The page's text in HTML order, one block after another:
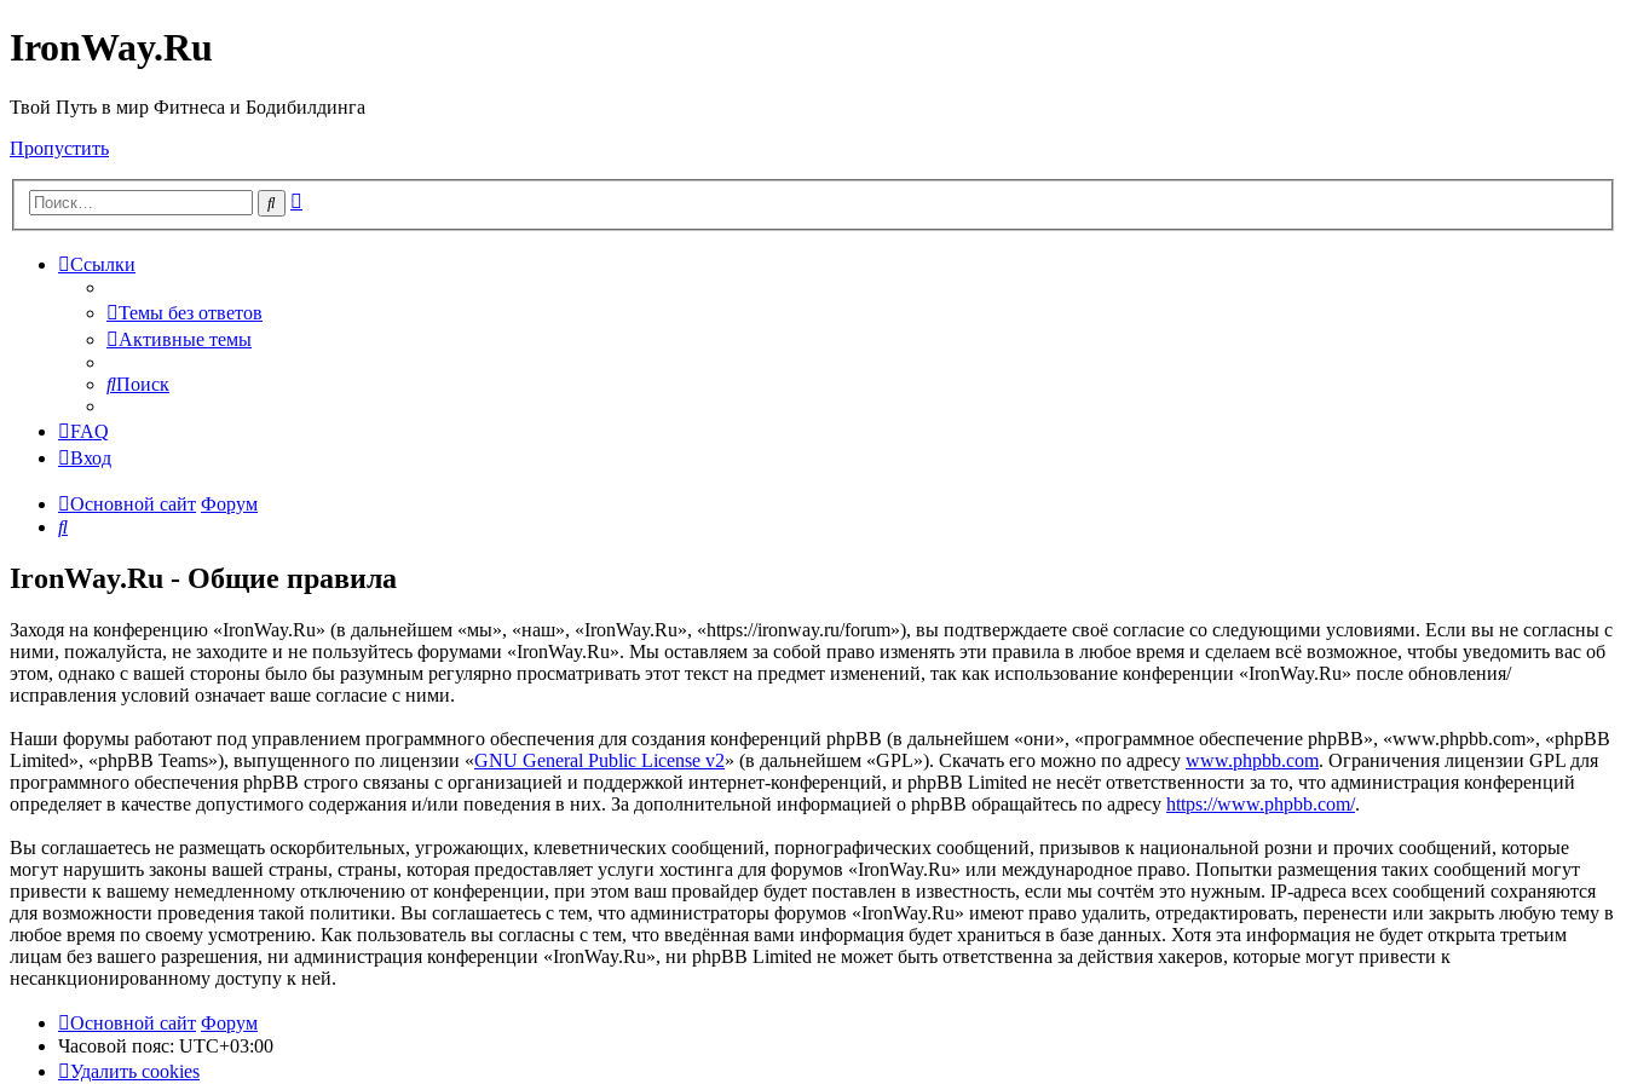
IronWay.Ru
Твой Путь в мир Фитнеса и Бодибилдинга
Пропустить
Поиск
Ссылки
Темы без ответов
Активные темы
Поиск
FAQ
Вход
Основной сайт Форум
Поиск
IronWay.Ru - Общие правила
Заходя на конференцию «IronWay.Ru» (в дальнейшем «мы», «наш», «IronWay.Ru», «https://ironway.ru/forum»), вы подтверждаете своё согласие со следующими условиями. Если вы не согласны с
ними, пожалуйста, не заходите и не пользуйтесь форумами «IronWay.Ru». Мы оставляем за собой право изменять эти правила в любое время и сделаем всё возможное, чтобы уведомить вас об
этом, однако с вашей стороны было бы разумным регулярно просматривать этот текст на предмет изменений, так как использование конференции «IronWay.Ru» после обновления/
исправления условий означает ваше согласие с ними.
Наши форумы работают под управлением программного обеспечения для создания конференций phpBB (в дальнейшем «они», «программное обеспечение phpBB», «www.phpbb.com», «phpBB
Limited», «phpBB Teams»), выпущенного по лицензии «GNU General Public License v2» (в дальнейшем «GPL»). Скачать его можно по адресу www.phpbb.com. Ограничения лицензии GPL для
программного обеспечения phpBB строго связаны с организацией и поддержкой интернет-конференций, и phpBB Limited не несёт ответственности за то, что администрация конференций
определяет в качестве допустимого содержания и/или поведения в них. За дополнительной информацией о phpBB обращайтесь по адресу https://www.phpbb.com/.
Вы соглашаетесь не размещать оскорбительных, угрожающих, клеветнических сообщений, порнографических сообщений, призывов к национальной розни и прочих сообщений, которые
могут нарушить законы вашей страны, страны, которая предоставляет услуги хостинга для форумов «IronWay.Ru» или международное право. Попытки размещения таких сообщений могут
привести к вашему немедленному отключению от конференции, при этом ваш провайдер будет поставлен в известность, если мы сочтём это нужным. IP-адреса всех сообщений сохраняются
для возможности проведения такой политики. Вы соглашаетесь с тем, что администраторы форумов «IronWay.Ru» имеют право удалить, отредактировать, перенести или закрыть любую тему в
любое время по своему усмотрению. Как пользователь вы согласны с тем, что введённая вами информация будет храниться в базе данных. Хотя эта информация не будет открыта третьим
лицам без вашего разрешения, ни администрация конференции «IronWay.Ru», ни phpBB Limited не может быть ответственна за действия хакеров, которые могут привести к
несанкционированному доступу к ней.
Основной сайт Форум
Часовой пояс: UTC+03:00
Удалить cookies